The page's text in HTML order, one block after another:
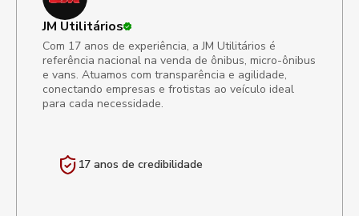
JM Utilitários
Com 17 anos de experiência, a JM Utilitários é
referência nacional na venda de ônibus, micro-ônibus
e vans. Atuamos com transparência e agilidade,
conectando empresas e frotistas ao veículo ideal
para cada necessidade.
17 anos de credibilidade